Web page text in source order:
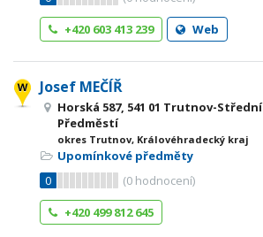
+420 603 413 239
Web
Josef MEČÍŘ
Horská 587, 541 01 Trutnov-Střední
Předměstí
okres Trutnov, Královéhradecký kraj
Upomínkové předměty
0
(0 hodnocení)
+420 499 812 645